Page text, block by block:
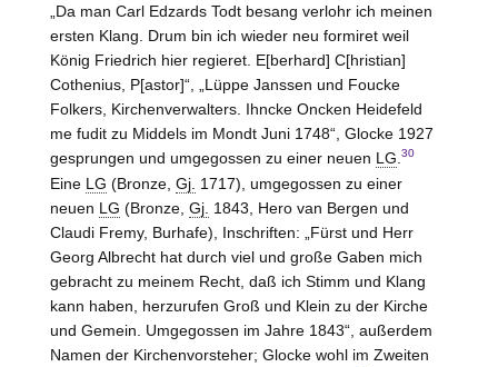
„Da man Carl Edzards Todt besang verlohr ich meinen
ersten Klang. Drum bin ich wieder neu formiret weil
König Friedrich hier regieret. E[berhard] C[hristian]
Cothenius, P[astor]“, „Lüppe Janssen und Foucke
Folkers, Kirchenverwalters. Ihncke Oncken Heidefeld
me fudit zu Middels im Mondt Juni 1748“, Glocke 1927
gesprungen und umgegossen zu einer neuen LG 30
Eine LG (Bronze, Gj. 1717), umgegossen zu einer
neuen LG (Bronze, Gj. 1843, Hero van Bergen und
Claudi Fremy, Burhafe), Inschriften: „Fürst und Herr
Georg Albrecht hat durch viel und große Gaben mich
gebracht zu meinem Recht, daß ich Stimm und Klang
kann haben, herzurufen Groß und Klein zu der Kirche
und Gemein. Umgegossen im Jahre 1843“, außerdem
Namen der Kirchenvorsteher; Glocke wohl im Zweiten